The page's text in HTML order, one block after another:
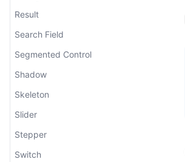
Result
Search Field
Segmented Control
Shadow
Skeleton
Slider
Stepper
Switch